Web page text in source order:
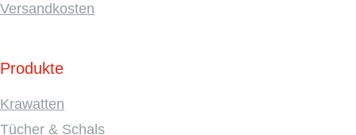
Versandkosten
Produkte
Krawatten
Tücher & Schals